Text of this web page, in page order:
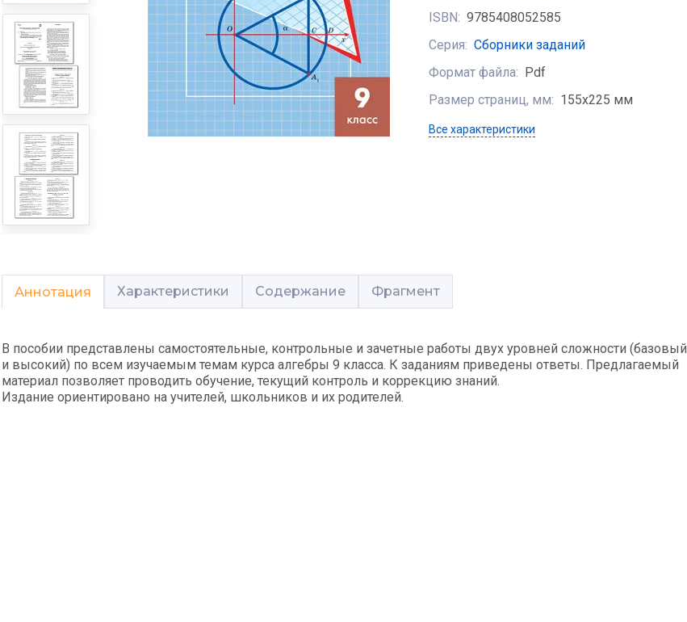
ISBN: 9785408052585
Серия: Сборники заданий
Формат файла:
Pdf
Размер страниц, мм: 155х225 мм
Все характеристики
Аннотация Характеристики Содержание Фрагмент
В пособии представлены самостоятельные, контрольные и зачетные работы двух уровней сложности (базовый
и высокий) по всем изучаемым темам курса алгебры 9 класса. К заданиям приведены ответы. Предлагаемый
материал позволяет проводить обучение, текущий контроль и коррекцию знаний.
Издание ориентировано на учителей, школьников и их родителей.